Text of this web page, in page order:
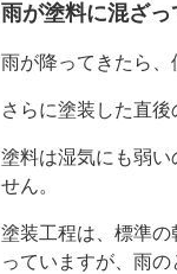
雨が塗料に混ざっ
雨が降ってきたら、
さらに塗装した直
塗料は湿気にも弱
せん。
塗装工程は、標準
っていますが、雨